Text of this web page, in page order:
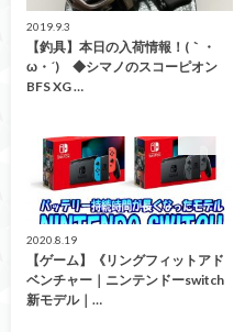
2019.9.3
【釣具】本日の入荷情報！(｀・
ω・´)ゞ◆シマノのスコーピオン
BFS XG …
2020.8.19
【ゲーム】《リングフィットアド
ベンチャー｜ニンテンドーswitch
新モデル｜…